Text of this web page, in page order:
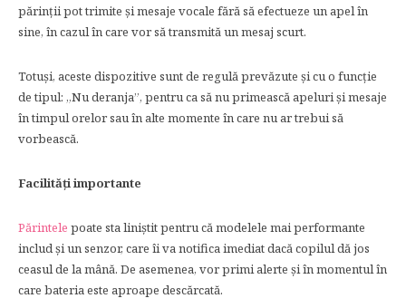
părinții pot trimite și mesaje vocale fără să efectueze un apel în
sine, în cazul în care vor să transmită un mesaj scurt.
Totuși, aceste dispozitive sunt de regulă prevăzute și cu o funcție
de tipul: „Nu deranja”, pentru ca să nu primească apeluri și mesaje
în timpul orelor sau în alte momente în care nu ar trebui să
vorbească.
Facilități importante
Părintele poate sta liniștit pentru că modelele mai performante
includ și un senzor, care îi va notifica imediat dacă copilul dă jos
ceasul de la mână. De asemenea, vor primi alerte și în momentul în
care bateria este aproape descărcată.